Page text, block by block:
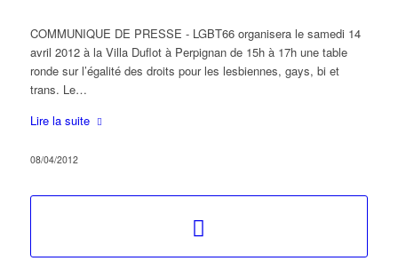
COMMUNIQUE DE PRESSE - LGBT66 organisera le samedi 14
avril 2012 à la Villa Duflot à Perpignan de 15h à 17h une table
ronde sur l’égalité des droits pour les lesbiennes, gays, bi et
trans. Le…
Lire la suite
08/04/2012